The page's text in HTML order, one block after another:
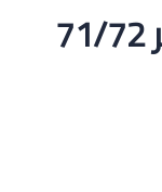
تشيب حبر زيروكس أحمر 71/72